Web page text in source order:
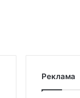
Реклама